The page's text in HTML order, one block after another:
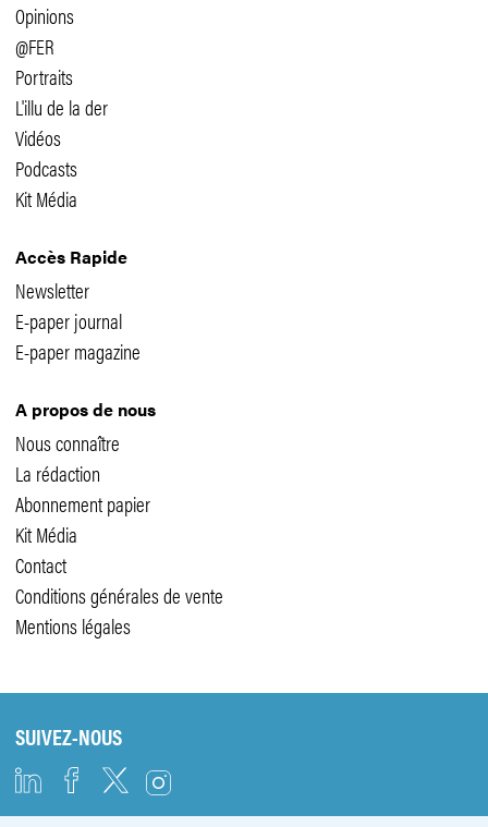
Opinions
@FER
Portraits
L'illu de la der
Vidéos
Podcasts
Kit Média
Accès Rapide
Newsletter
E-paper journal
E-paper magazine
A propos de nous
Nous connaître
La rédaction
Abonnement papier
Kit Média
Contact
Conditions générales de vente
Mentions légales
SUIVEZ-NOUS